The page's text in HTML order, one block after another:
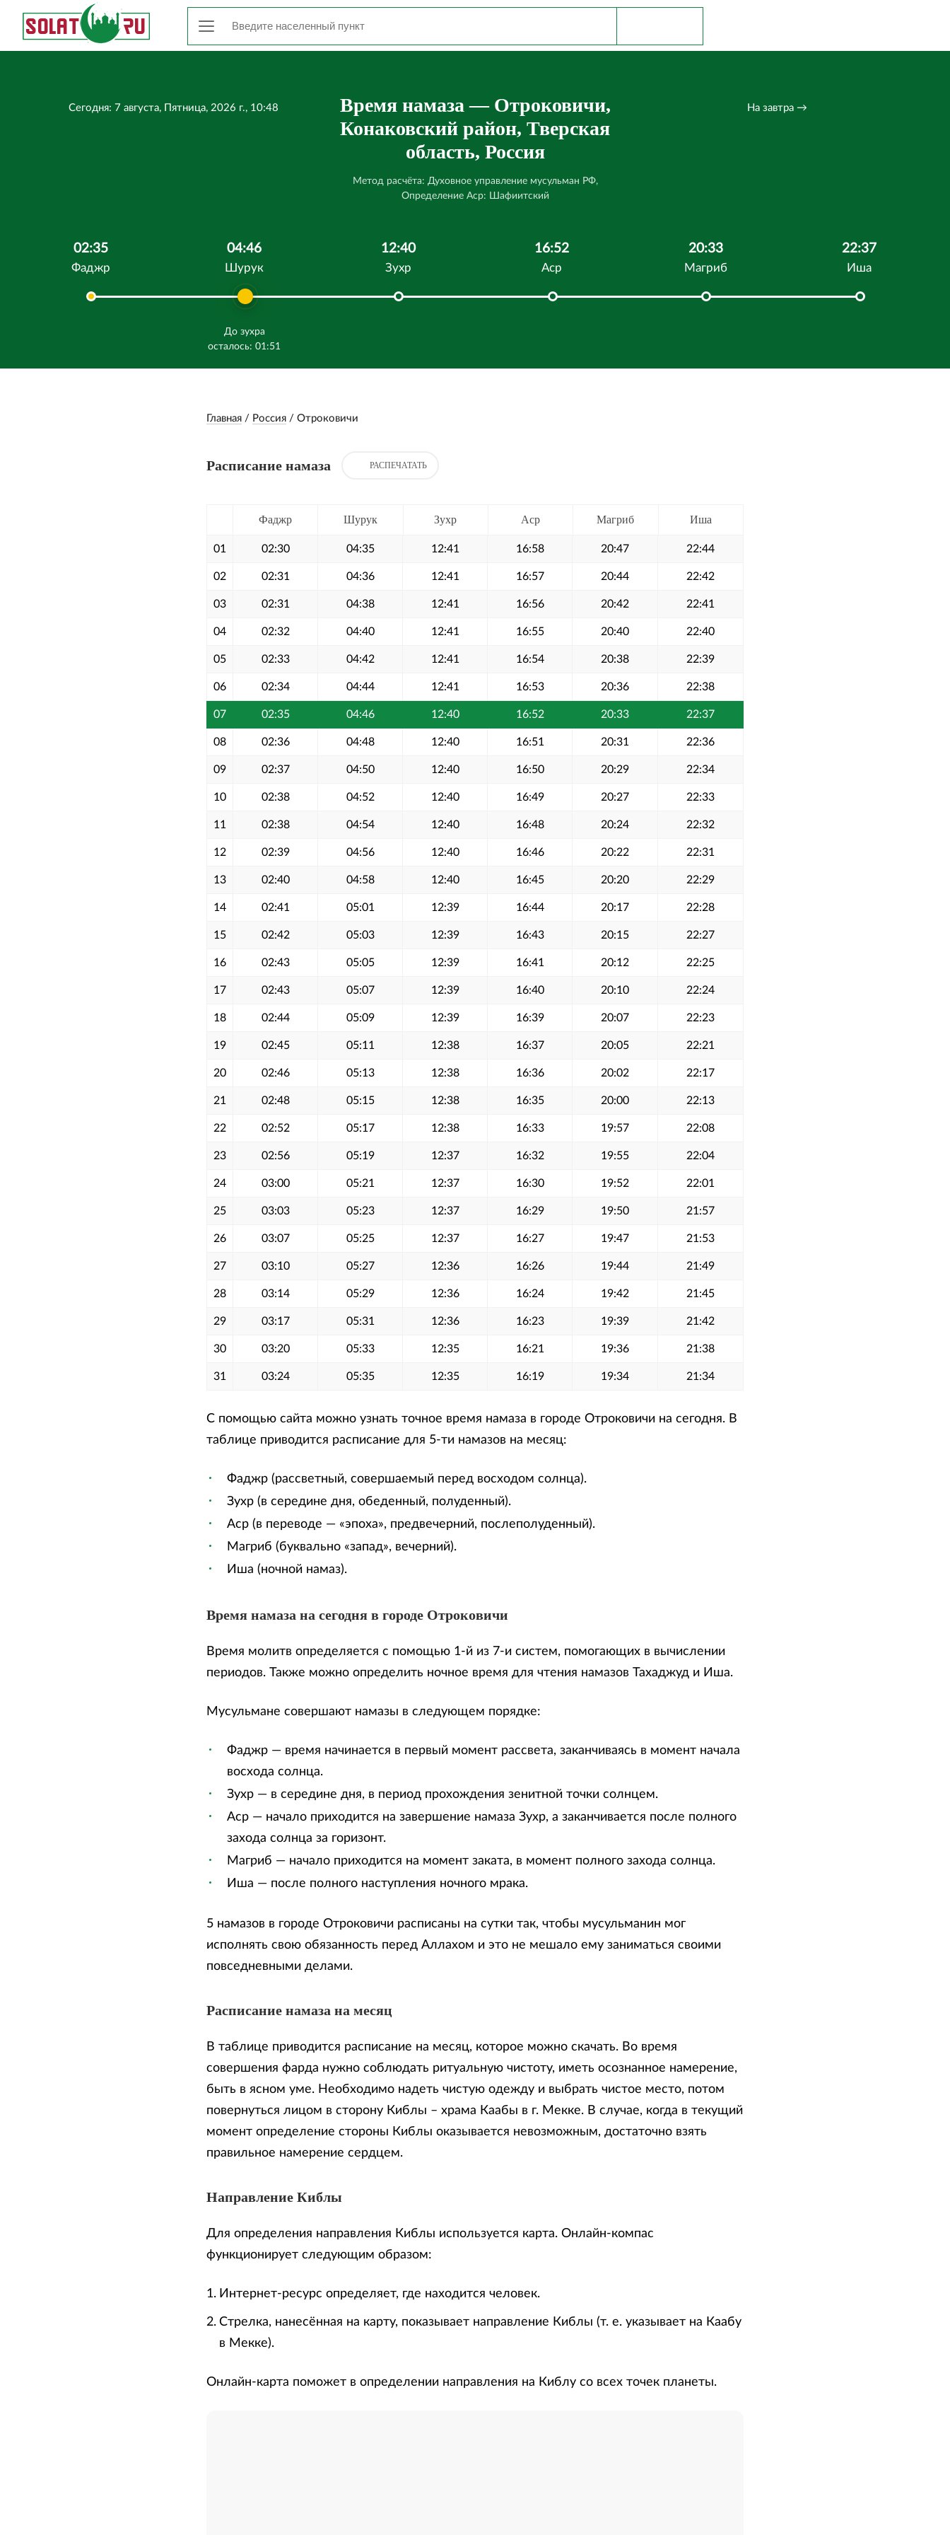
Сегодня: 7 августа, Пятница, 2026 г., 10:48
Время намаза — Отроковичи,
Конаковский район, Тверская
область, Россия
Метод расчёта: Духовное управление мусульман РФ,
Определение Аср: Шафиитский
На завтра →
02:35
Фаджр
04:46
Шурук
До зухра
осталось: 01:51
12:40
Зухр
16:52
Аср
20:33
Магриб
22:37
Иша
Главная / Россия / Отроковичи
Расписание намаза РАСПЕЧАТАТЬ
Фаджр Шурук Зухр Аср Магриб Иша
01 02:30 04:35 12:41 16:58 20:47 22:44
02 02:31 04:36 12:41 16:57 20:44 22:42
03 02:31 04:38 12:41 16:56 20:42 22:41
04 02:32 04:40 12:41 16:55 20:40 22:40
05 02:33 04:42 12:41 16:54 20:38 22:39
06 02:34 04:44 12:41 16:53 20:36 22:38
07 02:35 04:46 12:40 16:52 20:33 22:37
08 02:36 04:48 12:40 16:51 20:31 22:36
09 02:37 04:50 12:40 16:50 20:29 22:34
10 02:38 04:52 12:40 16:49 20:27 22:33
11 02:38 04:54 12:40 16:48 20:24 22:32
12 02:39 04:56 12:40 16:46 20:22 22:31
13 02:40 04:58 12:40 16:45 20:20 22:29
14 02:41 05:01 12:39 16:44 20:17 22:28
15 02:42 05:03 12:39 16:43 20:15 22:27
16 02:43 05:05 12:39 16:41 20:12 22:25
17 02:43 05:07 12:39 16:40 20:10 22:24
18 02:44 05:09 12:39 16:39 20:07 22:23
19 02:45 05:11 12:38 16:37 20:05 22:21
20 02:46 05:13 12:38 16:36 20:02 22:17
21 02:48 05:15 12:38 16:35 20:00 22:13
22 02:52 05:17 12:38 16:33 19:57 22:08
23 02:56 05:19 12:37 16:32 19:55 22:04
24 03:00 05:21 12:37 16:30 19:52 22:01
25 03:03 05:23 12:37 16:29 19:50 21:57
26 03:07 05:25 12:37 16:27 19:47 21:53
27 03:10 05:27 12:36 16:26 19:44 21:49
28 03:14 05:29 12:36 16:24 19:42 21:45
29 03:17 05:31 12:36 16:23 19:39 21:42
30 03:20 05:33 12:35 16:21 19:36 21:38
31 03:24 05:35 12:35 16:19 19:34 21:34
С помощью сайта можно узнать точное время намаза в городе Отроковичи на сегодня. В
таблице приводится расписание для 5-ти намазов на месяц:
Фаджр (рассветный, совершаемый перед восходом солнца).
Зухр (в середине дня, обеденный, полуденный).
Аср (в переводе — «эпоха», предвечерний, послеполуденный).
Магриб (буквально «запад», вечерний).
Иша (ночной намаз).
Время намаза на сегодня в городе Отроковичи
Время молитв определяется с помощью 1-й из 7-и систем, помогающих в вычислении
периодов. Также можно определить ночное время для чтения намазов Тахаджуд и Иша.
Мусульмане совершают намазы в следующем порядке:
Фаджр — время начинается в первый момент рассвета, заканчиваясь в момент начала
восхода солнца.
Зухр — в середине дня, в период прохождения зенитной точки солнцем.
Аср — начало приходится на завершение намаза Зухр, а заканчивается после полного
захода солнца за горизонт.
Магриб — начало приходится на момент заката, в момент полного захода солнца.
Иша — после полного наступления ночного мрака.
5 намазов в городе Отроковичи расписаны на сутки так, чтобы мусульманин мог
исполнять свою обязанность перед Аллахом и это не мешало ему заниматься своими
повседневными делами.
Расписание намаза на месяц
В таблице приводится расписание на месяц, которое можно скачать. Во время
совершения фарда нужно соблюдать ритуальную чистоту, иметь осознанное намерение,
быть в ясном уме. Необходимо надеть чистую одежду и выбрать чистое место, потом
повернуться лицом в сторону Киблы – храма Каабы в г. Мекке. В случае, когда в текущий
момент определение стороны Киблы оказывается невозможным, достаточно взять
правильное намерение сердцем.
Направление Киблы
Для определения направления Киблы используется карта. Онлайн-компас
функционирует следующим образом:
Интернет-ресурс определяет, где находится человек.
Стрелка, нанесённая на карту, показывает направление Киблы (т. е. указывает на Каабу
в Мекке).
Онлайн-карта поможет в определении направления на Киблу со всех точек планеты.